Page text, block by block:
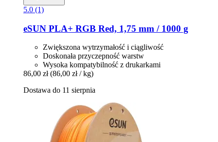
5.0 (1)
eSUN PLA+ RGB Red, 1,75 mm / 1000 g
Zwiększona wytrzymałość i ciągliwość
Doskonała przyczepność warstw
Wysoka kompatybilność z drukarkami
86,00 zł (86,00 zł / kg)
Dostawa do 11 sierpnia